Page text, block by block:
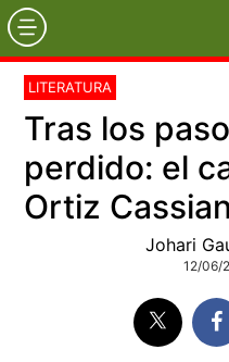
LITERATURA
Tras los
perdido: el
Ortiz
Johari
12/06/